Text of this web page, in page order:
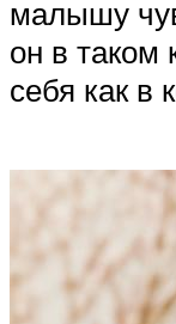
малышу
он в таком
себя как в